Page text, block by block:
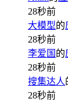
28秒前
大模型的
28秒前
李爱国 的
28秒前
搜集达人
28秒前